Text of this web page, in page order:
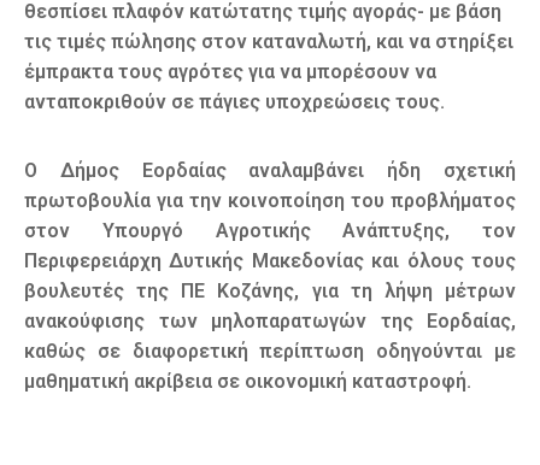
θεσπίσει πλαφόν κατώτατης τιμής αγοράς- με βάση
τις τιμές πώλησης στον καταναλωτή, και να στηρίξει
έμπρακτα τους αγρότες για να μπορέσουν να
ανταποκριθούν σε πάγιες υποχρεώσεις τους.
Ο Δήμος Εορδαίας αναλαμβάνει ήδη σχετική
πρωτοβουλία για την κοινοποίηση του προβλήματος
στον Υπουργό Αγροτικής Ανάπτυξης, τον
Περιφερειάρχη Δυτικής Μακεδονίας και όλους τους
βουλευτές της ΠΕ Κοζάνης, για τη λήψη μέτρων
ανακούφισης των μηλοπαρατωγών της Εορδαίας,
καθώς σε διαφορετική περίπτωση οδηγούνται με
μαθηματική ακρίβεια σε οικονομική καταστροφή.